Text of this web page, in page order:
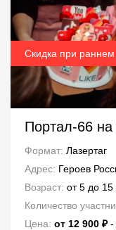
Скидка при
Портал-66 на
Формат: Лазертаг
Адрес: Героев
Возраст: от 5 до 15
Количество
Цена: от 12 900 ₽-